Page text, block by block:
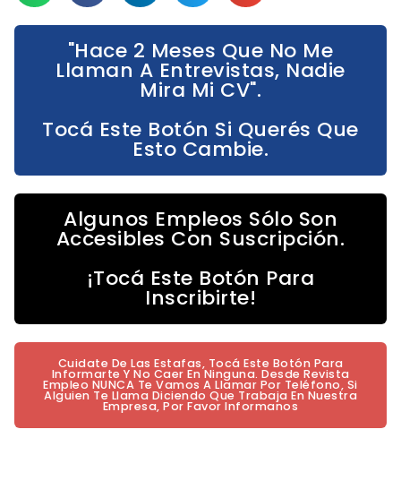
"Hace 2 Meses Que No Me
Llaman A Entrevistas, Nadie
Mira Mi CV".
Tocá Este Botón Si Querés Que
Esto Cambie.
Algunos Empleos Sólo Son
Accesibles Con Suscripción.
¡Tocá Este Botón Para
Inscribirte!
Cuidate De Las Estafas, Tocá Este Botón Para
Informarte Y No Caer En Ninguna. Desde Revista
Empleo NUNCA Te Vamos A Llamar Por Teléfono, Si
Alguien Te Llama Diciendo Que Trabaja En Nuestra
Empresa, Por Favor Informanos